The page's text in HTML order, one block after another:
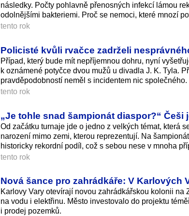
následky. Počty pohlavně přenosných infekcí lámou
odolnějšími bakteriemi. Proč se nemoci, které mnozí
tento rok
Policisté kvůli rvačce zadrželi
Případ, který bude mít nepříjemnou dohru, nyní
k oznámené potyčce dvou mužů u divadla J. K. Tyla.
pravděpodobností neměl s incidentem nic
tento rok
„Je tohle snad šampionát diaspor?“
Od začátku turnaje jde o jedno z velkých témat, která
narození mimo zemi, kterou reprezentují. Na
historicky rekordní podíl, což s sebou nese v mnoha
tento rok
Nová šance pro zahrádkáře: V Karlových
Karlovy Vary otevírají novou zahrádkářskou kolonii
na vodu i elektřinu. Město investovalo do projektu
i prodej pozemků.